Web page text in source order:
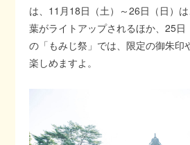
は、11月18日（土）～26日（日）
葉がライトアップされるほか、25日
の「もみじ祭」では、限定の御朱印
楽しめますよ。